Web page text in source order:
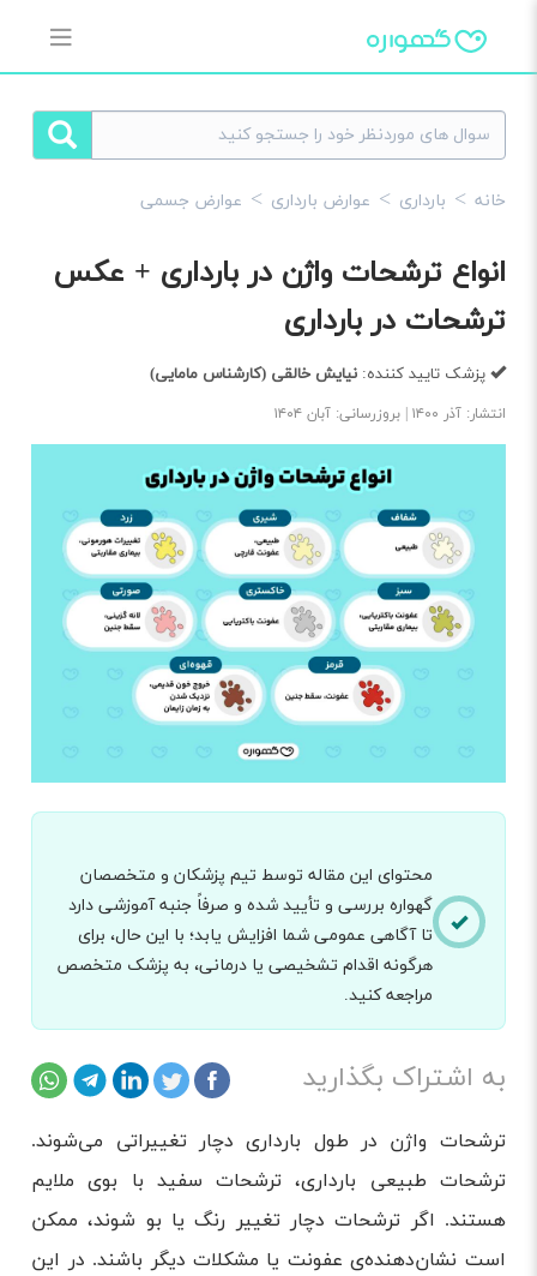
خانه بارداری عوارض بارداری عوارض جسمی
انواع ترشحات واژن در بارداری + عکس
ترشحات در بارداری
پزشک تایید کننده:نیایش خالقی(کارشناس مامایی)
انتشار: آذر ۱۴۰۰ | بروزرسانی: آبان ۱۴۰۴
محتوای این مقاله توسط تیم پزشکان و متخصصان
گهواره بررسی و تأیید شده و صرفاً جنبه آموزشی دارد
تا آگاهی عمومی شما افزایش یابد؛ با این حال، برای
هرگونه اقدام تشخیصی یا درمانی، به پزشک متخصص
مراجعه کنید.
به اشتراک بگذارید
ترشحات واژن در طول بارداری دچار تغییراتی می‌شوند‌.
ترشحات طبیعی بارداری، ترشحات سفید با بوی ملایم
هستند. اگر ترشحات دچار تغییر رنگ یا بو شوند، ممکن
است نشان‌دهنده‌ی عفونت یا مشکلات دیگر باشند. در این